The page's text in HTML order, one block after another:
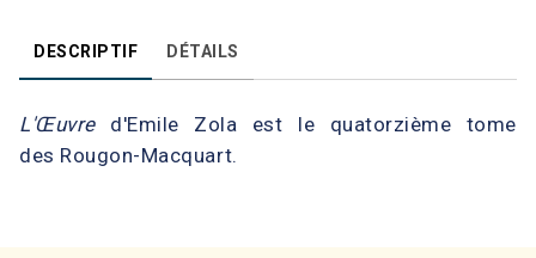
DESCRIPTIF DÉTAILS
L'Œuvred'Emile Zola est le quatorzième tome
des Rougon-Macquart.